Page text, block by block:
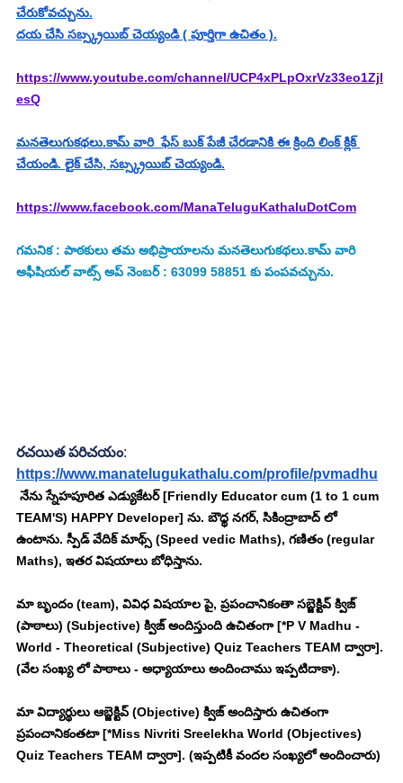
చేరుకోవచ్చును.
దయ చేసి సబ్స్క్రయిబ్ చెయ్యండి ( పూర్తిగా ఉచితం ).
https://www.youtube.com/channel/UCP4xPLpOxrVz33eo1Zjl
esQ
మనతెలుగుకథలు.కామ్ వారి  ఫేస్ బుక్ పేజీ చేరడానికి ఈ క్రింది లింక్ క్లిక్
చేయండి. లైక్ చేసి, సబ్స్క్రయిబ్ చెయ్యండి.
https://www.facebook.com/ManaTeluguKathaluDotCom
గమనిక : పాఠకులు తమ అభిప్రాయాలను మనతెలుగుకథలు.కామ్ వారి
అఫీషియల్ వాట్స్ అప్ నెంబర్ : 63099 58851 కు పంపవచ్చును.
రచయిత పరిచయం:
https://www.manatelugukathalu.com/profile/pvmadhu
నేను స్నేహపూరిత ఎడ్యుకేటర్ [Friendly Educator cum (1 to 1 cum
TEAM'S) HAPPY Developer] ను. బౌధ్ధ నగర్, సికింద్రాబాద్ లో
ఉంటాను. స్పీడ్ వేదిక్ మాథ్స్ (Speed vedic Maths), గణితం (regular
Maths), ఇతర విషయాలు బోధిస్తాను.
మా బృందం (team), వివిధ విషయాల పై, ప్రపంచానికంతా సబ్జెక్టివ్ క్విజ్
(పాఠాలు) (Subjective) క్విజ్ అందిస్తుంది ఉచితంగా [*P V Madhu -
World - Theoretical (Subjective) Quiz Teachers TEAM ద్వారా].
(వేల సంఖ్య లో పాఠాలు - అధ్యాయాలు అందించాము ఇప్పటిదాకా).
మా విద్యార్థులు ఆబ్జెక్టివ్ (Objective) క్విజ్ అందిస్తారు ఉచితంగా
ప్రపంచానికంతటా [*Miss Nivriti Sreelekha World (Objectives)
Quiz Teachers TEAM ద్వారా]. (ఇప్పటికీ వందల సంఖ్యలో అందించారు)